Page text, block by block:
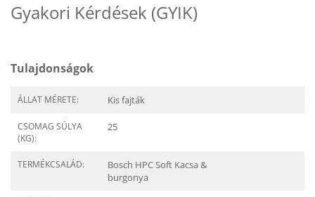
Gyakori Kérdések (GYIK)
Tulajdonságok
ÁLLAT MÉRETE: Kis fajták
CSOMAG SÚLYA
(KG):
25
TERMÉKCSALÁD:
Bosch HPC Soft Kacsa &
burgonya